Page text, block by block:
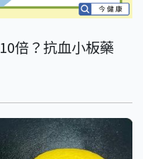
倍？抗血小板藥